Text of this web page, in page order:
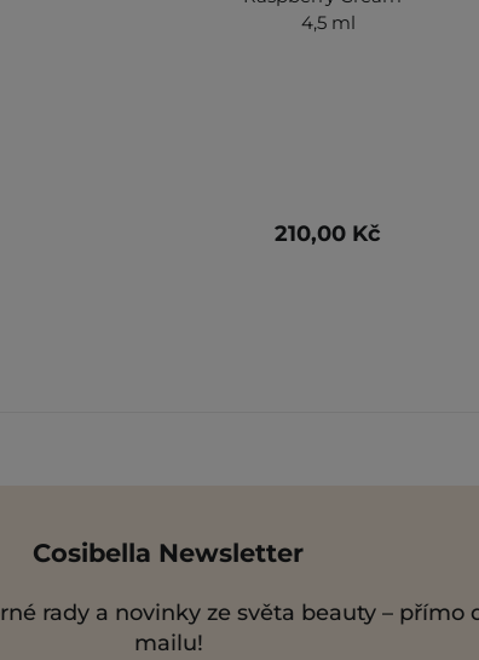
4,5 ml
210,00 Kč
Cosibella Newsletter
rady a novinky ze světa beauty – přímo
mailu!